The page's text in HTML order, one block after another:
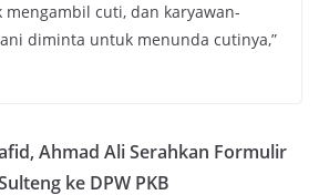
cuti, dan karyawan-
diminta untuk menunda cutinya,”
Ahmad Ali Serahkan Formulir
ke DPW PKB